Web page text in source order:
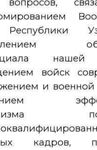
вопросов,
нашей
войск
и военной
кадров,